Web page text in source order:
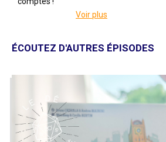
Imperial Settlers : Roll & Write
Par Ignacy Trzewiczek
Roman Kucharski, Denis Martynets, Aga
Édité par Portal
De 2 à 4 joueuses
Pour 10 ans et +
Voir plus
ÉCOUTEZ D'AUTRES ÉPISODES